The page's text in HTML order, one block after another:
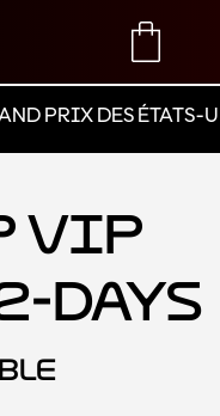
PRIX DES ÉTATS-
VIP
Days